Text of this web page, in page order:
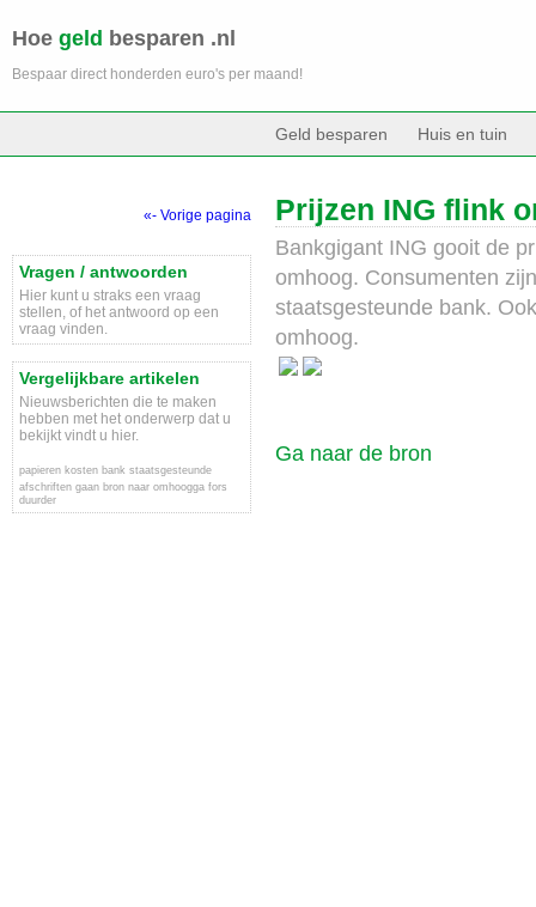
Hoe geld besparen .nl
Bespaar direct honderden euro's per maand!
Geld besparen Huis en tuin
«- Vorige pagina
Vragen / antwoorden
Hier kunt u straks een vraag
stellen, of het antwoord op een
vraag vinden.
Vergelijkbare artikelen
Nieuwsberichten die te maken
hebben met het onderwerp dat u
bekijkt vindt u hier.
papieren kosten bank staatsgesteunde
afschriften gaan bron naar omhoogga fors
duurder
Prijzen ING flink
Bankgigant ING gooit de
omhoog. Consumenten
staatsgesteunde bank.
omhoog.
Ga naar de bron